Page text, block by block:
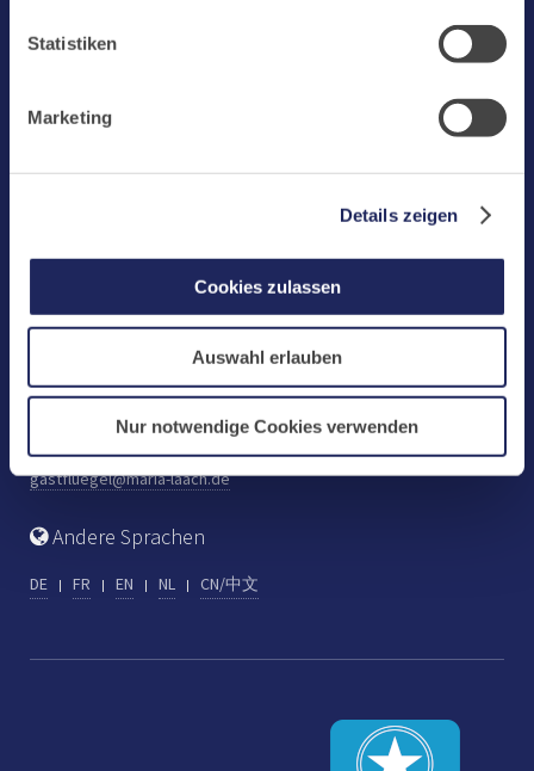
Buchungen von Bibliotheks- und Klosterführungen. Um
Buchungen durchführen zu können akzeptieren Sie bitte
Statistiken
Marketing
Details zeigen
Cookies zulassen
Auswahl erlauben
Nur notwendige Cookies verwenden
Jobs
Fax: +49 (0) 2652 59-359
www.maria-laach.de
Tel: +49 (0) 2652 59-313
Fax: +49 (0) 2652 59-282
gastfluegel@maria-laach.de
Andere Sprachen
DE FR EN NL CN/中文